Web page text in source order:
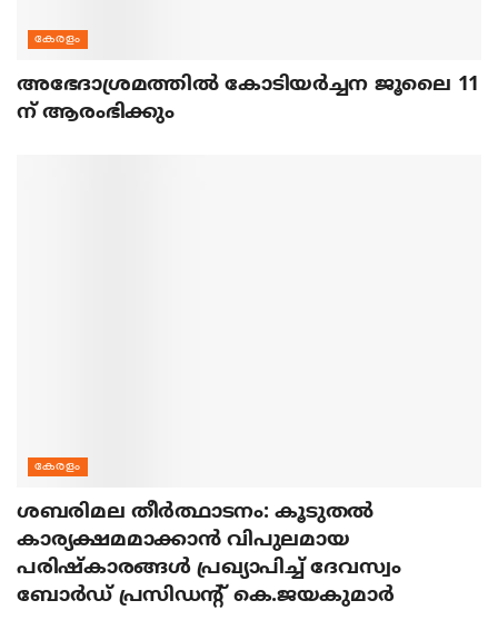
കേരളം
അഭേദാശ്രമത്തില്‍ കോടിയര്‍ച്ചന ജൂലൈ 11
ന് ആരംഭിക്കും
കേരളം
ശബരിമല തീര്‍ത്ഥാടനം: കൂടുതല്‍
കാര്യക്ഷമമാക്കാന്‍ വിപുലമായ
പരിഷ്‌കാരങ്ങള്‍ പ്രഖ്യാപിച്ച് ദേവസ്വം
ബോര്‍ഡ് പ്രസിഡന്റ് കെ.ജയകുമാര്‍